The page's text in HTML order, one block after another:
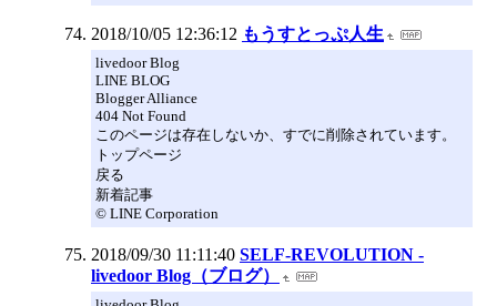
2018/10/05 12:36:12 もうすとっぷ人生
livedoor Blog
LINE BLOG
Blogger Alliance
404 Not Found
このページは存在しないか、すでに削除されています。
トップページ
戻る
新着記事
© LINE Corporation
2018/09/30 11:11:40 SELF-REVOLUTION -
livedoor Blog（ブログ）